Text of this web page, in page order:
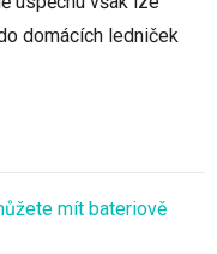
domácích ledniček
mít bateriově